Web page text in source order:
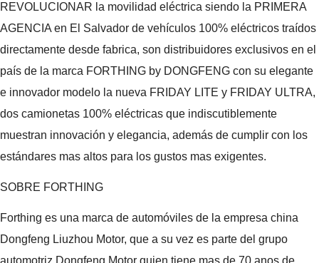
REVOLUCIONAR la movilidad eléctrica siendo la PRIMERA
AGENCIA en El Salvador de vehículos 100% eléctricos traídos
directamente desde fabrica, son distribuidores exclusivos en el
país de la marca FORTHING by DONGFENG con su elegante
e innovador modelo la nueva FRIDAY LITE y FRIDAY ULTRA,
dos camionetas 100% eléctricas que indiscutiblemente
muestran innovación y elegancia, además de cumplir con los
estándares mas altos para los gustos mas exigentes.
SOBRE FORTHING
Forthing es una marca de automóviles de la empresa china
Dongfeng Liuzhou Motor, que a su vez es parte del grupo
automotriz Dongfeng Motor quien tiene mas de 70 anos de